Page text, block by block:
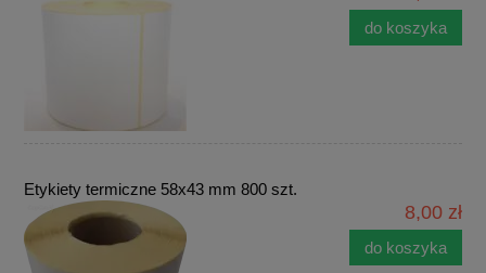
do koszyka
Etykiety termiczne 58x43 mm 800 szt.
8,00 zł
do koszyka